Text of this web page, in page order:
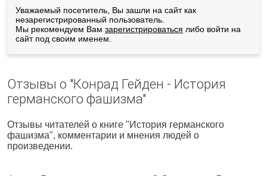
Уважаемый посетитель, Вы зашли на сайт как
незарегистрированный пользователь.
Мы рекомендуем Вам зарегистрироваться либо войти на
сайт под своим именем.
Отзывы о "Конрад Гейден - История
германского фашизма"
Отзывы читателей о книге "История германского
фашизма", комментарии и мнения людей о
произведении.